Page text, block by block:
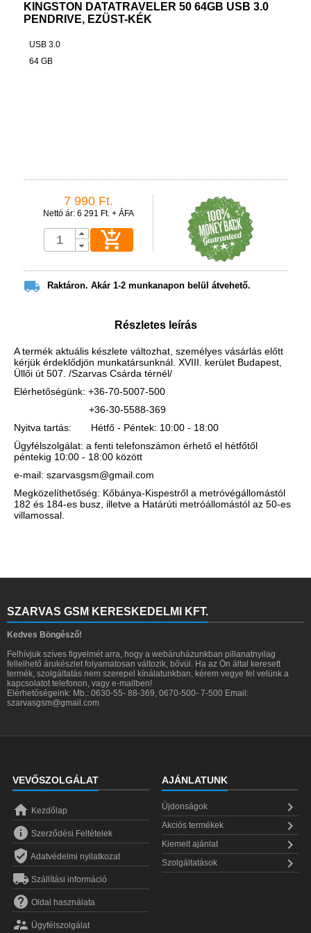
KINGSTON DATATRAVELER 50 64GB USB 3.0
PENDRIVE, EZÜST-KÉK
USB 3.0
64 GB
7 990 Ft.
Nettó ár: 6 291 Ft. + ÁFA

 Raktáron. Akár 1-2 munkanapon belül átvehető.
Részletes leírás
A termék aktuális készlete változhat, személyes vásárlás előtt
kérjük érdeklődjön munkatársunknál. XVIII. kerület Budapest,
Üllői út 507. /Szarvas Csárda térnél/
Elérhetőségünk: +36-70-5007-500
+36-30-5588-369
Nyitva tartás: Hétfő - Péntek: 10:00 - 18:00
Ügyfélszolgálat: a fenti telefonszámon érhető el hétfőtől
péntekig 10:00 - 18:00 között
e-mail: szarvasgsm@gmail.com
Megközelíthetőség: Kőbánya-Kispestről a metróvégállomástól
182 és 184-es busz, illetve a Határúti metróállomástól az 50-es
villamossal.
SZARVAS GSM KERESKEDELMI KFT.
Kedves Böngésző!
Felhívjuk szíves figyelmét arra, hogy a webáruházunkban pillanatnyilag
fellelhető árukészlet folyamatosan változik, bővül. Ha az Ön által keresett
termék, szolgáltatás nem szerepel kínálatunkban, kérem vegye fel velünk a
kapcsolatot telefonon, vagy e-mailben!
Elérhetőségeink: Mb.: 0630-55- 88-369, 0670-500- 7-500 Email:
szarvasgsm@gmail.com
VEVŐSZOLGÁLAT
 Kezdőlap
 Szerződési Feltételek
 Adatvédelmi nyilatkozat
 Szállítási információ
 Oldal használata
 Ügyfélszolgálat
AJÁNLATUNK
Újdonságok 
Akciós termékek 
Kiemelt ajánlat 
Szolgáltatások 